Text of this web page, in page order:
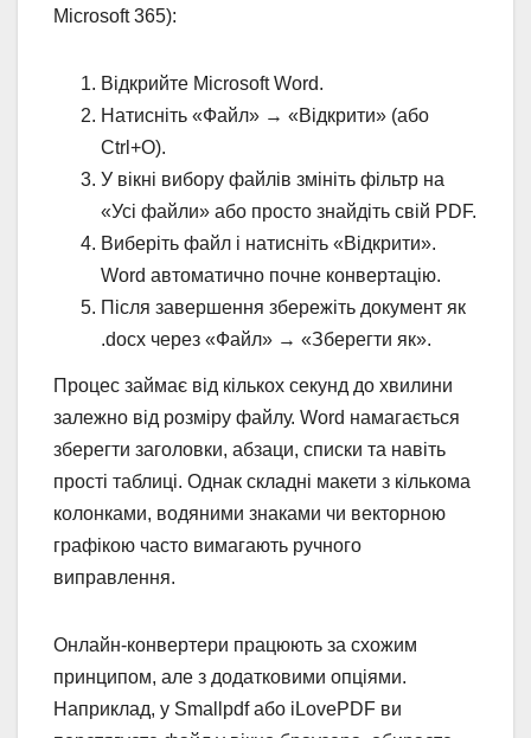
Microsoft 365):
Відкрийте Microsoft Word.
Натисніть «Файл» → «Відкрити» (або
Ctrl+O).
У вікні вибору файлів змініть фільтр на
«Усі файли» або просто знайдіть свій PDF.
Виберіть файл і натисніть «Відкрити».
Word автоматично почне конвертацію.
Після завершення збережіть документ як
.docx через «Файл» → «Зберегти як».
Процес займає від кількох секунд до хвилини
залежно від розміру файлу. Word намагається
зберегти заголовки, абзаци, списки та навіть
прості таблиці. Однак складні макети з кількома
колонками, водяними знаками чи векторною
графікою часто вимагають ручного
виправлення.
Онлайн-конвертери працюють за схожим
принципом, але з додатковими опціями.
Наприклад, у Smallpdf або iLovePDF ви